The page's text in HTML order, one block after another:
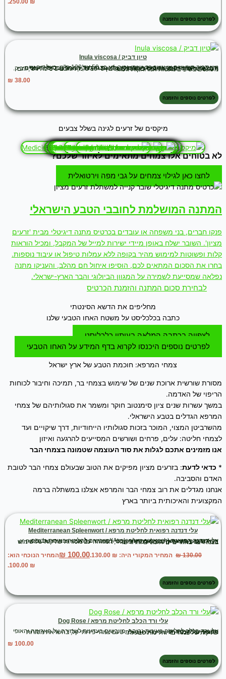
לפרטים נוספים והזמנה
טיון דביק / Inula viscosa
טיון דביק הוא שיח או עשב רב-שנתי גבוה, נע בין 50 עד 120 ס"מ. בעל ריח עז ודמיננטי. הצמח מסתעף בעיקר מבסיסו, ולכן גובהו גדול מרוחבו. בסיסי הענפים מעוצים. העלים רכים, מכוסים בצפיפות בבלוטות גדולות, המפרישות נוזל ריחני ודביק. העלים שלאורך הגבעול אזמליים, אורכם נע בין 5–10 ס"מ, רוחבם 1 ס"מ ויותר, והם משוננים בשיניים מעטות המרוחקות זו מזו.
₪ 38.00
לפרטים נוספים והזמנה
מיקסים של זרעים לגינה בשלל צבעים
לא בטוחים אלו צמחים מתאימים לאיזור שלכם?
לחצו כאן לגילוי צמחים על גבי מפה וירטואלית
המתנה המושלמת לחובבי הטבע הישראלי
פנקו חברים, בני משפחה או עובדים בכרטיס מתנה דיגיטלי מבית 'זרעים
מציון'. השובר ישלח באופן מיידי ישירות למייל של המקבל, ומכיל הוראות
קלות ופשוטות למימוש מהיר בקופה ללא עמלות טיפול או עיבוד נוספות.
בחרו את הסכום המתאים לכם, הוסיפו איחול חם מהלב, והעניקו מתנה
נפלאה שמסייעת לשמירה על המגוון הביולוגי והבר הארץ-ישראלי.
לבחירת סכום המתנה והזמנת הכרטיס
מחליפים את הדשא הסינטתי
כתבה בכלכליסט על משטח האחו הטבעי שלנו
לצפייה בכתבה המלאה בעיתון כלכליסט
לפרטים נוספים היכנסו לקרוא בדף המידע על האחו הטבעי
צמחי המרפא: חוכמת הטבע של ארץ ישראל
מסורת שורשית ארוכת שנים של שימוש בצמחי בר, תמיכה וחיבור לכוחות
הריפוי של האדמה.
במשך עשרות שנים ציון סימנטוב חוקר ומשמר את סגולותיהם של צמחי
המרפא הגדלים בטבע הישראלי.
מהשרביטן המצוי, המוכר בזכות סגולותיו הייחודיות, דרך שיקויים ועד
לצמחי חליטה: עלים, פרחים ושורשים המסייעים להרגעה ואיזון
אנו מזמינים אתכם לגלות את סוד העוצמה שטמונה בצמחי הבר
* כדאי לדעת: בזרעים מציון מפיקים את הטוב שבעולם צמחי הבר לטובת
האדם והסביבה.
אנחנו מגדלים את רוב צמחי הבר והמרפא אצלנו במשתלה ברמה
המקצועית והאיכותית ביותר בארץ
עלי דנדנה רפואית לחליטת מרפא / Mediterranean Spleenwort
עלידנדנה רפואית
(Asplenium ceterach) מיובשים לחליטה באיכות גבוהה, הנאספים בעדינות ומיובשים בתהליך טבעי לשמירה על אופיו הייחודי של הצמח 🌿 בעלי טעם צמחי עדין, מעט אדמתי ומינרלי, המזוהה עם מסורות עתיקות של שימוש בצמחי בר באזורים ים־תיכוניים והרריים.
₪130.00 המחיר המקורי היה: ₪ 130.00. ₪ 100.00
המחיר הנוכחי הוא:
₪ 100.00.
לפרטים נוספים והזמנה
עלי ורד הכלב לחליטת מרפא / Dog Rose
עלי ורד הכלב לחליטה באיכות גבוהה, מיובשים בעדינות לשמירה על הארומה והאופי הטבעי של הצמח 🌿
מתאימים להכנת חליטה עדינה ובעלת טעם צמחי-פירותי קל, בהשראת מסורות עתיקות של צמחי בר וחליטות טבעיות.
₪ 100.00
לפרטים נוספים והזמנה